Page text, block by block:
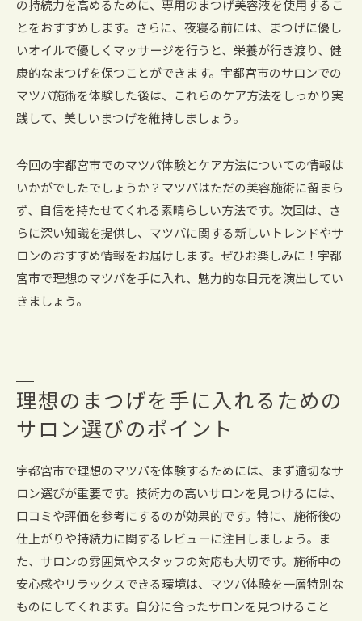
の持続力を高めるために、専用のまつげ美容液を使用するこ
とをおすすめします。さらに、夜寝る前には、まつげに優し
いオイルで優しくマッサージを行うと、栄養が行き渡り、健
康的なまつげを保つことができます。宇都宮市のサロンでの
マツパ施術を体験した後は、これらのケア方法をしっかり実
践して、美しいまつげを維持しましょう。
今回の宇都宮市でのマツパ体験とケア方法についての情報は
いかがでしたでしょうか？マツパはただの美容施術に留まら
ず、自信を持たせてくれる素晴らしい方法です。次回は、さ
らに深い知識を提供し、マツパに関する新しいトレンドやサ
ロンのおすすめ情報をお届けします。ぜひお楽しみに！宇都
宮市で理想のマツパを手に入れ、魅力的な目元を演出してい
きましょう。
理想のまつげを手に入れるための
サロン選びのポイント
宇都宮市で理想のマツパを体験するためには、まず適切なサ
ロン選びが重要です。技術力の高いサロンを見つけるには、
口コミや評価を参考にするのが効果的です。特に、施術後の
仕上がりや持続力に関するレビューに注目しましょう。ま
た、サロンの雰囲気やスタッフの対応も大切です。施術中の
安心感やリラックスできる環境は、マツパ体験を一層特別な
ものにしてくれます。自分に合ったサロンを見つけること